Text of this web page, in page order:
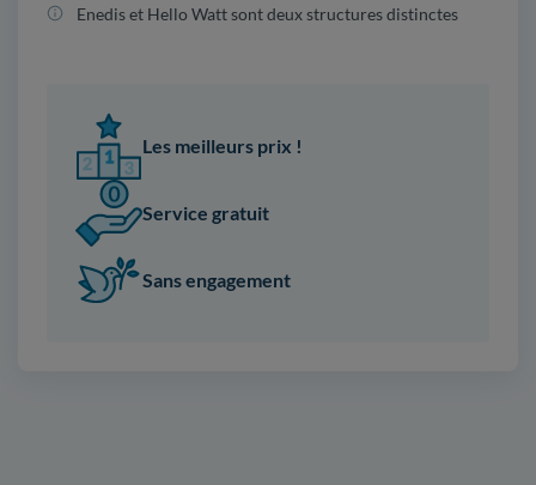
Enedis et Hello Watt sont deux structures distinctes
Les meilleurs prix !
Service gratuit
Sans engagement